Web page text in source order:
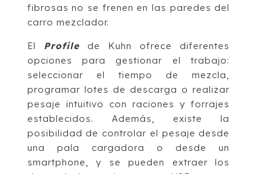
fibrosas no se frenen en las paredes del
carro mezclador.
El Profile
de Kuhn ofrece diferentes
opciones para gestionar el trabajo:
seleccionar el tiempo de mezcla,
programar lotes de descarga o realizar
pesaje intuitivo con raciones y forrajes
establecidos. Además, existe la
posibilidad de controlar el pesaje desde
una pala cargadora o desde un
smartphone, y se pueden extraer los